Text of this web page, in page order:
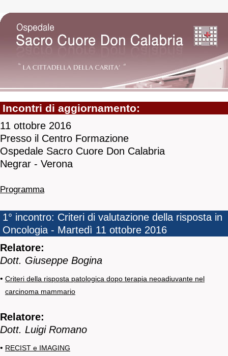
Incontri di aggiornamento:
11 ottobre 2016
Presso il Centro Formazione
Ospedale Sacro Cuore Don Calabria
Negrar - Verona
Programma
1° incontro: Criteri di valutazione della risposta in
Oncologia - Martedì 11 ottobre 2016
Relatore:
Dott. Giuseppe Bogina
• Criteri della risposta patologica dopo terapia neoadiuvante nel
carcinoma mammario
Relatore:
Dott. Luigi Romano
• RECIST e IMAGING